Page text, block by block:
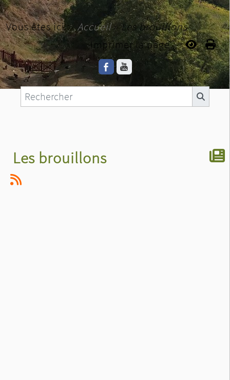
Vous êtes ici :Accueil»Les brouillons
Imprimer la page...
Les brouillons